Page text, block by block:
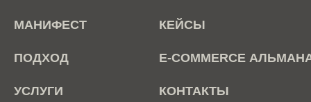
МАНИФЕСТ
ПОДХОД
УСЛУГИ
КЕЙСЫ
E-COMMERCE
КОНТАКТЫ